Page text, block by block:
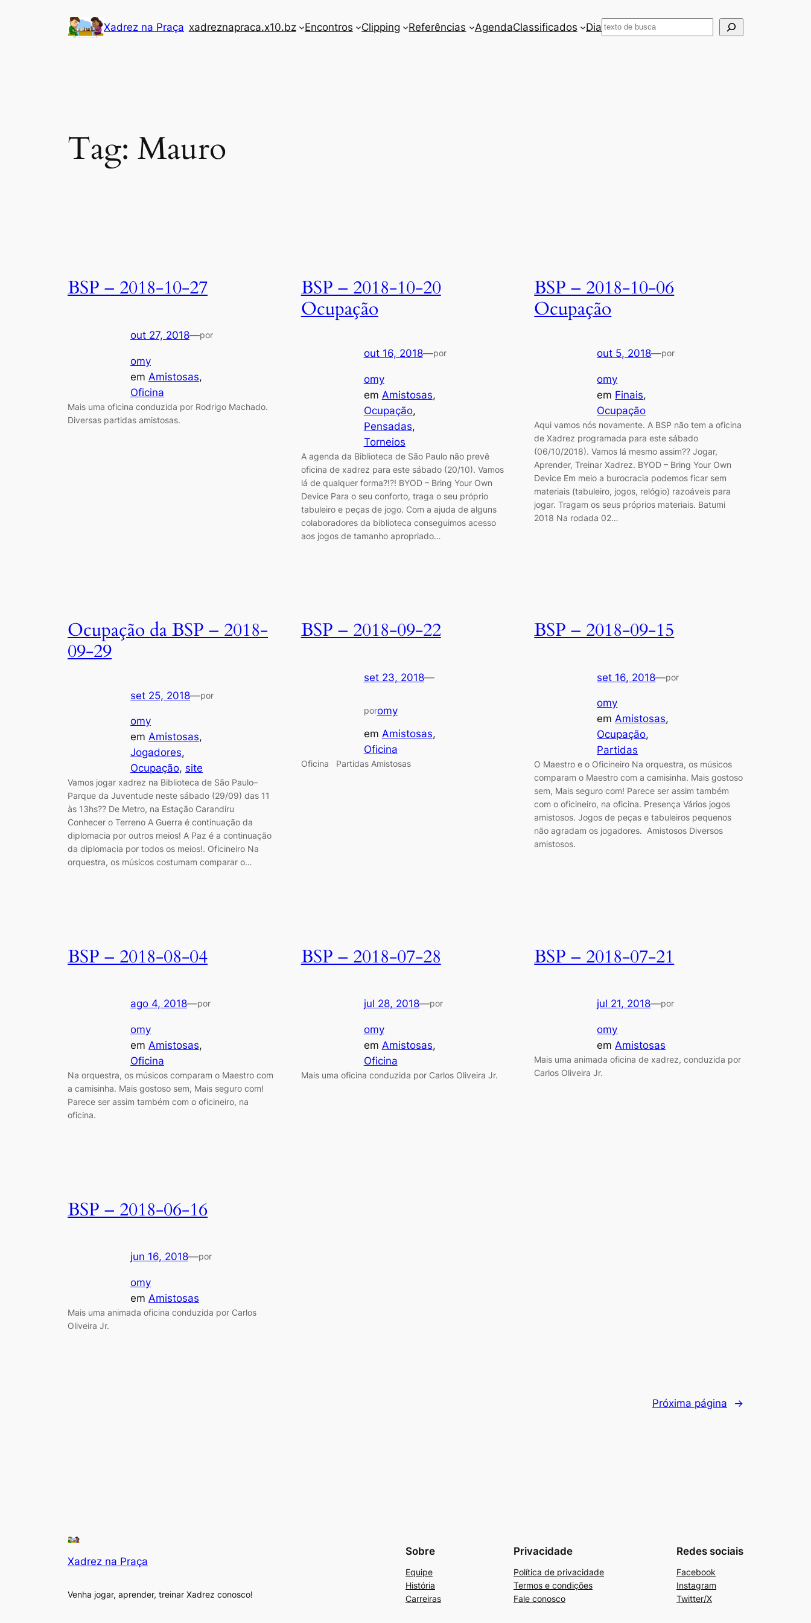
Xadrez na Praça xadreznapraca.x10.bz Encontros Clipping Referências AgendaClassificados Dia Pesquisar
Tag: Mauro
BSP – 2018-10-27
out 27, 2018—por
omy
em Amistosas
Oficina
Mais uma oficina conduzida por Rodrigo Machado.
Diversas partidas amistosas.
BSP – 2018-10-20
Ocupação
out 16, 2018—por
omy
em Amistosas
Ocupação
Pensadas
Torneios
A agenda da Biblioteca de São Paulo não prevê
oficina de xadrez para este sábado (20/10). Vamos
lá de qualquer forma?!?! BYOD – Bring Your Own
Device Para o seu conforto, traga o seu próprio
tabuleiro e peças de jogo. Com a ajuda de alguns
colaboradores da biblioteca conseguimos acesso
aos jogos de tamanho apropriado…
BSP – 2018-10-06
Ocupação
out 5, 2018—por
omy
em Finais
Ocupação
Aqui vamos nós novamente. A BSP não tem a oficina
de Xadrez programada para este sábado
(06/10/2018). Vamos lá mesmo assim?? Jogar,
Aprender, Treinar Xadrez. BYOD – Bring Your Own
Device Em meio a burocracia podemos ficar sem
materiais (tabuleiro, jogos, relógio) razoáveis para
jogar. Tragam os seus próprios materiais. Batumi
2018 Na rodada 02…
Ocupação da BSP – 2018-
09-29
set 25, 2018—por
omy
em Amistosas
Jogadores
Ocupação, site
Vamos jogar xadrez na Biblioteca de São Paulo–
Parque da Juventude neste sábado (29/09) das 11
às 13hs?? De Metro, na Estação Carandiru
Conhecer o Terreno A Guerra é continuação da
diplomacia por outros meios! A Paz é a continuação
da diplomacia por todos os meios!. Oficineiro Na
orquestra, os músicos costumam comparar o…
BSP – 2018-09-22
set 23, 2018—
poromy
em Amistosas
Oficina
Oficina Partidas Amistosas
BSP – 2018-09-15
set 16, 2018—por
omy
emAmistosas
Ocupação
Partidas
O Maestro e o Oficineiro Na orquestra, os músicos
comparam o Maestro com a camisinha. Mais gostoso
sem, Mais seguro com! Parece ser assim também
com o oficineiro, na oficina. Presença Vários jogos
amistosos. Jogos de peças e tabuleiros pequenos
não agradam os jogadores. Amistosos Diversos
amistosos.
BSP – 2018-08-04
ago 4, 2018—por
omy
em Amistosas
Oficina
Na orquestra, os músicos comparam o Maestro com
a camisinha. Mais gostoso sem, Mais seguro com!
Parece ser assim também com o oficineiro, na
oficina.
BSP – 2018-07-28
jul 28, 2018—por
omy
em Amistosas
Oficina
Mais uma oficina conduzida por Carlos Oliveira Jr.
BSP – 2018-07-21
jul 21, 2018—por
omy
emAmistosas
Mais uma animada oficina de xadrez, conduzida por
Carlos Oliveira Jr.
BSP – 2018-06-16
jun 16, 2018—por
omy
em Amistosas
Mais uma animada oficina conduzida por Carlos
Oliveira Jr.
Próxima página →
Xadrez na Praça
Venha jogar, aprender, treinar Xadrez conosco!
Sobre
Equipe
História
Carreiras
Privacidade
Política de privacidade
Termos e condições
Fale conosco
Redes sociais
Facebook
Instagram
Twitter/X